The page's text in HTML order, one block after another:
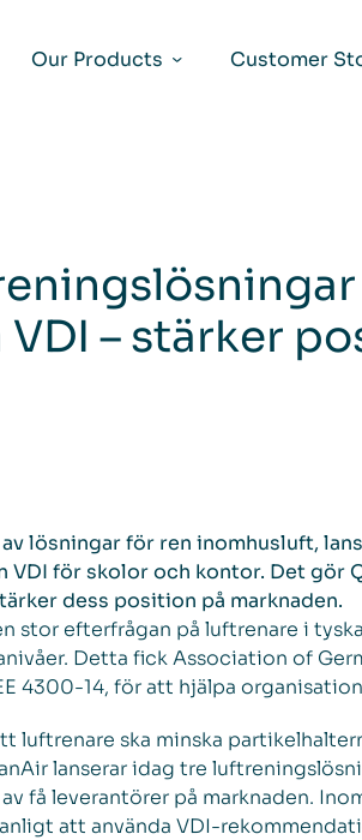
Our Products
Customer
VDI – stärker
lösningar för ren inomhusluft,
VDI för skolor och kontor. Det gör
dess position på marknaden.
stor efterfrågan på luftrenare i
Detta fick Association of
4300-14, för att hjälpa
luftrenare ska minska
lanserar idag tre
få leverantörer på marknaden.
att använda VDI-